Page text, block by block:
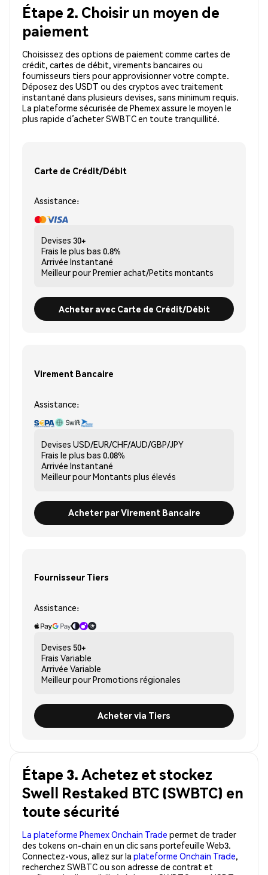
Étape 2. Choisir un moyen de
paiement
Choisissez des options de paiement comme cartes de
crédit, cartes de débit, virements bancaires ou
fournisseurs tiers pour approvisionner votre compte.
Déposez des USDT ou des cryptos avec traitement
instantané dans plusieurs devises, sans minimum requis.
La plateforme sécurisée de Phemex assure le moyen le
plus rapide d’acheter SWBTC en toute tranquillité.
Carte de Crédit/Débit
Assistance:
Devises 30+
Frais le plus bas 0.8%
Arrivée Instantané
Meilleur pourPremier achat/Petits montants
Acheter avec Carte de Crédit/Débit
Virement Bancaire
Assistance:
Devises USD/EUR/CHF/AUD/GBP/JPY
Frais le plus bas 0.08%
Arrivée Instantané
Meilleur pourMontants plus élevés
Acheter par Virement Bancaire
Fournisseur Tiers
Assistance:
Devises 50+
Frais Variable
Arrivée Variable
Meilleur pourPromotions régionales
Acheter via Tiers
Étape 3. Achetez et stockez
Swell Restaked BTC (SWBTC) en
toute sécurité
La plateforme Phemex Onchain Trade permet de trader
des tokens on-chain en un clic sans portefeuille Web3.
Connectez-vous, allez sur la plateforme Onchain Trade,
recherchez SWBTC ou son adresse de contrat et